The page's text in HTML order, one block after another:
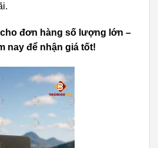
đơn hàng số lượng lớn –
nay để nhận giá tốt!